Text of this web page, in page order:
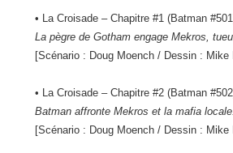
• La Croisade – Chapitre #1 (Batman
La pègre de Gotham engage Mekros,
[Scénario : Doug Moench / Dessin :
• La Croisade – Chapitre #2 (Batman
Batman affronte Mekros et la mafia locale.
[Scénario : Doug Moench / Dessin :